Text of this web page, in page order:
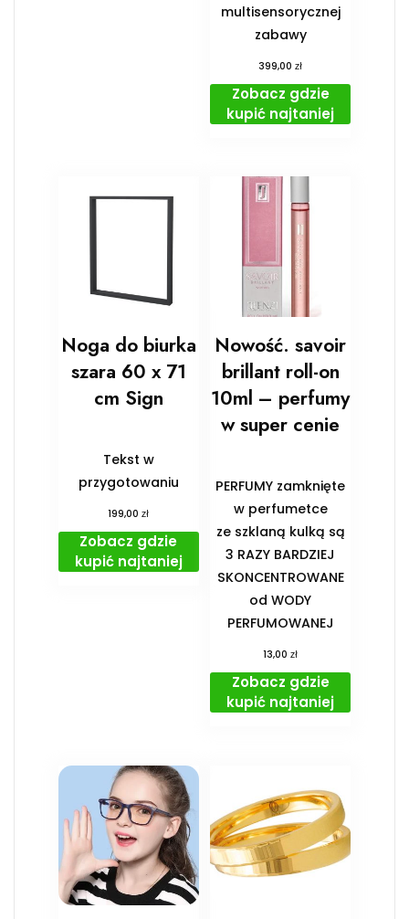
multisensorycznej
zabawy
399,00zł
Zobacz gdzie
kupić najtaniej
Noga do biurka
szara 60 x 71
cm Sign
Tekst w
przygotowaniu
199,00zł
Zobacz gdzie
kupić najtaniej
Nowość. savoir
brillant roll-on
10ml – perfumy
w super cenie
PERFUMY zamknięte
w perfumetce
ze szklaną kulką są
3 RAZY BARDZIEJ
SKONCENTROWANE
od WODY
PERFUMOWANEJ
13,00zł
Zobacz gdzie
kupić najtaniej